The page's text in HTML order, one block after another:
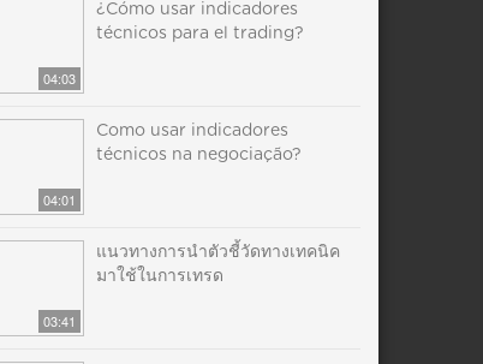
04:03
¿Cómo usar indicadores
técnicos para el trading?
04:01
Como usar indicadores
técnicos na negociação?
03:41
แนวทางการนำตัวชี้วัดทางเทคนิค
มาใช้ในการเทรด